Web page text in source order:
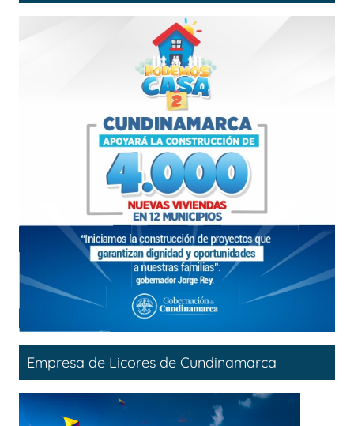
Empresa de Licores de Cundinamarca